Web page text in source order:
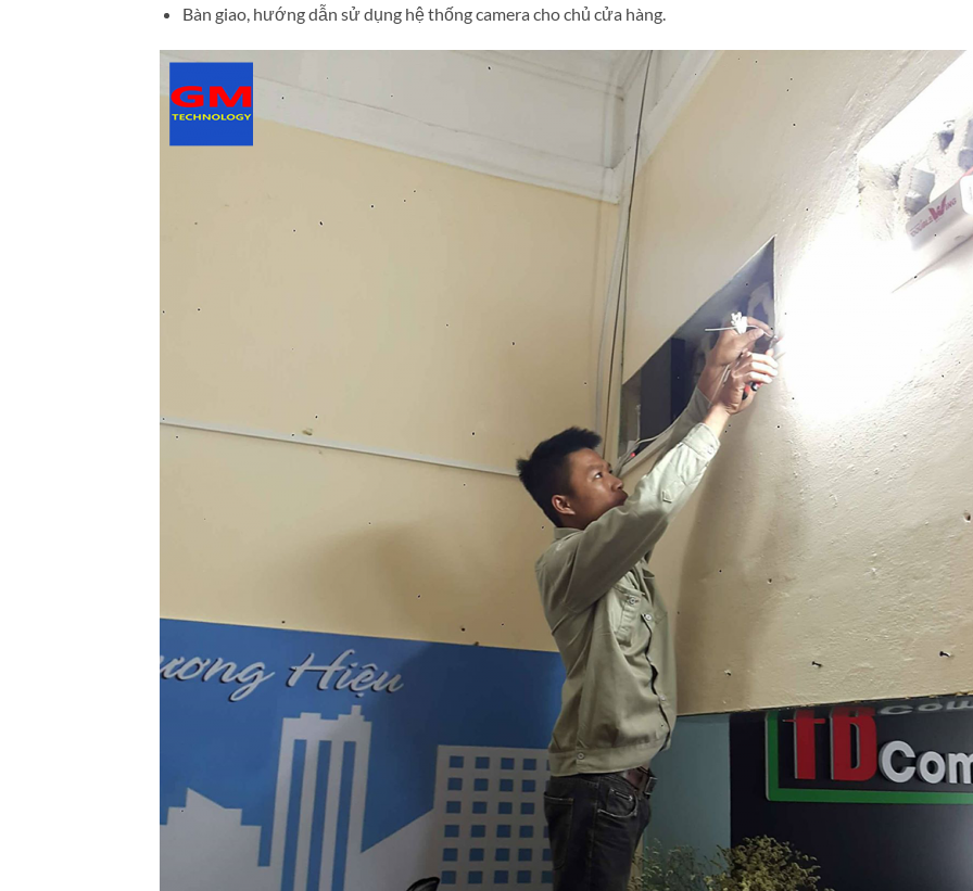
Bàn giao, hướng dẫn sử dụng hệ thống camera cho chủ cửa hàng.